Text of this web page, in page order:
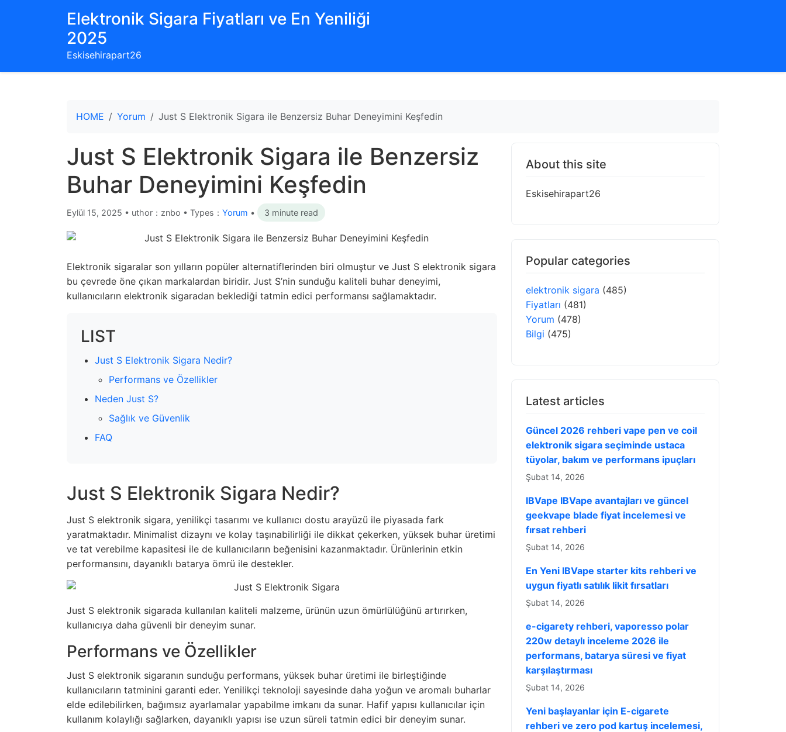
Elektronik Sigara Fiyatları ve En Yeniliği
2025
Eskisehirapart26
HOME Yorum Just S Elektronik Sigara ile Benzersiz Buhar Deneyimini Keşfedin
Just S Elektronik Sigara ile Benzersiz
Buhar Deneyimini Keşfedin
Eylül 15, 2025 • uthor：znbo • Types： Yorum • 3 minute read
Elektronik sigaralar son yılların popüler alternatiflerinden biri olmuştur ve Just S elektronik sigara
bu çevrede öne çıkan markalardan biridir. Just S’nin sunduğu kaliteli buhar deneyimi,
kullanıcıların elektronik sigaradan beklediği tatmin edici performansı sağlamaktadır.
LIST
Just S Elektronik Sigara Nedir?
Performans ve Özellikler
Neden Just S?
Sağlık ve Güvenlik
FAQ
Just S Elektronik Sigara Nedir?
Just S elektronik sigara, yenilikçi tasarımı ve kullanıcı dostu arayüzü ile piyasada fark
yaratmaktadır. Minimalist dizaynı ve kolay taşınabilirliği ile dikkat çekerken, yüksek buhar üretimi
ve tat verebilme kapasitesi ile de kullanıcıların beğenisini kazanmaktadır. Ürünlerinin etkin
performansını, dayanıklı batarya ömrü ile destekler.
Just S elektronik sigarada kullanılan kaliteli malzeme, ürünün uzun ömürlülüğünü artırırken,
kullanıcıya daha güvenli bir deneyim sunar.
Performans ve Özellikler
Just S elektronik sigaranın sunduğu performans, yüksek buhar üretimi ile birleştiğinde
kullanıcıların tatminini garanti eder. Yenilikçi teknoloji sayesinde daha yoğun ve aromalı buharlar
elde edilebilirken, bağımsız ayarlamalar yapabilme imkanı da sunar. Hafif yapısı kullanıcılar için
kullanım kolaylığı sağlarken, dayanıklı yapısı ise uzun süreli tatmin edici bir deneyim sunar.
About this site
Eskisehirapart26
Popular categories
elektronik sigara (485)
Fiyatları (481)
Yorum (478)
Bilgi (475)
Latest articles
Güncel 2026 rehberi vape pen ve coil
elektronik sigara seçiminde ustaca
tüyolar, bakım ve performans ipuçları
Şubat 14, 2026
IBVape IBVape avantajları ve güncel
geekvape blade fiyat incelemesi ve
fırsat rehberi
Şubat 14, 2026
En Yeni IBVape starter kits rehberi ve
uygun fiyatlı satılık likit fırsatları
Şubat 14, 2026
e-cigarety rehberi, vaporesso polar
220w detaylı inceleme 2026 ile
performans, batarya süresi ve fiyat
karşılaştırması
Şubat 14, 2026
Yeni başlayanlar için E-cigarete
rehberi ve zero pod kartuş incelemesi,